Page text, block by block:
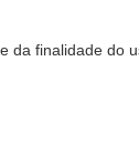
da finalidade do